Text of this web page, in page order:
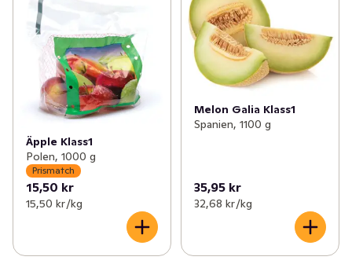
Äpple Klass1
Polen, 1000 g
Prismatch
15,50 kr
15,50 kr /kg
Melon Galia Klass1
Spanien, 1100 g
35,95 kr
32,68 kr /kg